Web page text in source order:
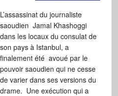
L’assassinat du journaliste
saoudien Jamal Khashoggi
dans les locaux du consulat de
son pays à Istanbul, a
finalement été avoué par le
pouvoir saoudien qui ne cesse
de varier dans ses versions du
drame. Une exécution qui a